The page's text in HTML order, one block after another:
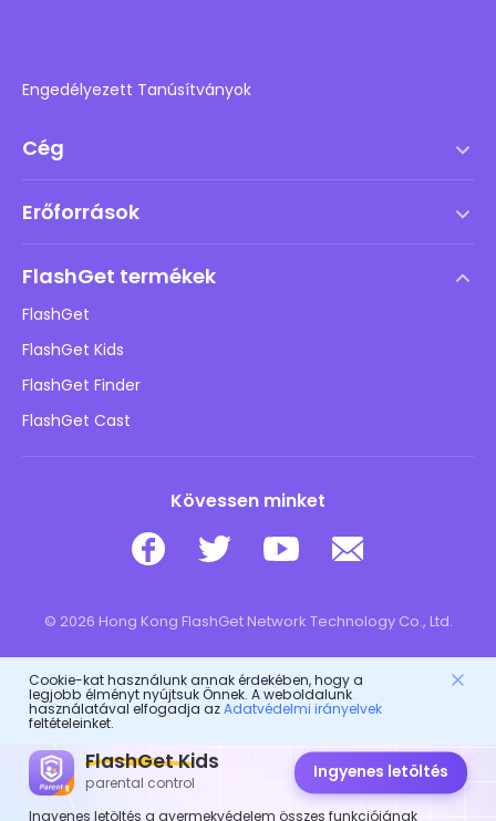
FlashGet Kids
parental control
Ingyenes letöltés
Ingyenes letöltés a gyermekvédelem összes funkciójának
Engedélyezett Tanúsítványok
Cég
DMCA irányelv
Adatvédelmi irányelvek
Hirdetési irányelvek
Ne adja el az adataimat
Erőforrások
Gyermekek online biztonsága
Letöltés
FlashGet termékek
FlashGet
FlashGet Kids
FlashGet Finder
FlashGet Cast
Kövessen minket
© 2026 Hong Kong FlashGet Network Technology Co., Ltd.
Cookie-kat használunk annak érdekében, hogy a
legjobb élményt nyújtsuk Önnek. A weboldalunk
használatával elfogadja azAdatvédelmi irányelvek
feltételeinket.